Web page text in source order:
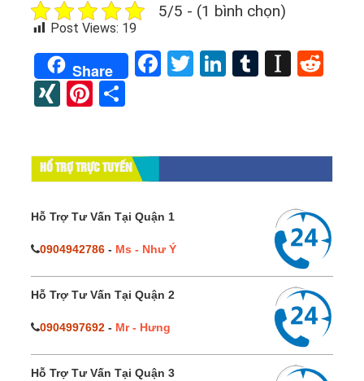
5/5 - (1 bình chọn)
Post Views: 19
Share Facebook
TwitterLinkedIn
Tumblr
XINGPinterest
HỔ TRỢ TRỰC TUYẾN
Hỗ Trợ Tư Vấn Tại Quận 1
0904942786 - Ms - Như Ý
Hỗ Trợ Tư Vấn Tại Quận 2
0904997692 - Mr - Hưng
Hỗ Trợ Tư Vấn Tại Quận 3